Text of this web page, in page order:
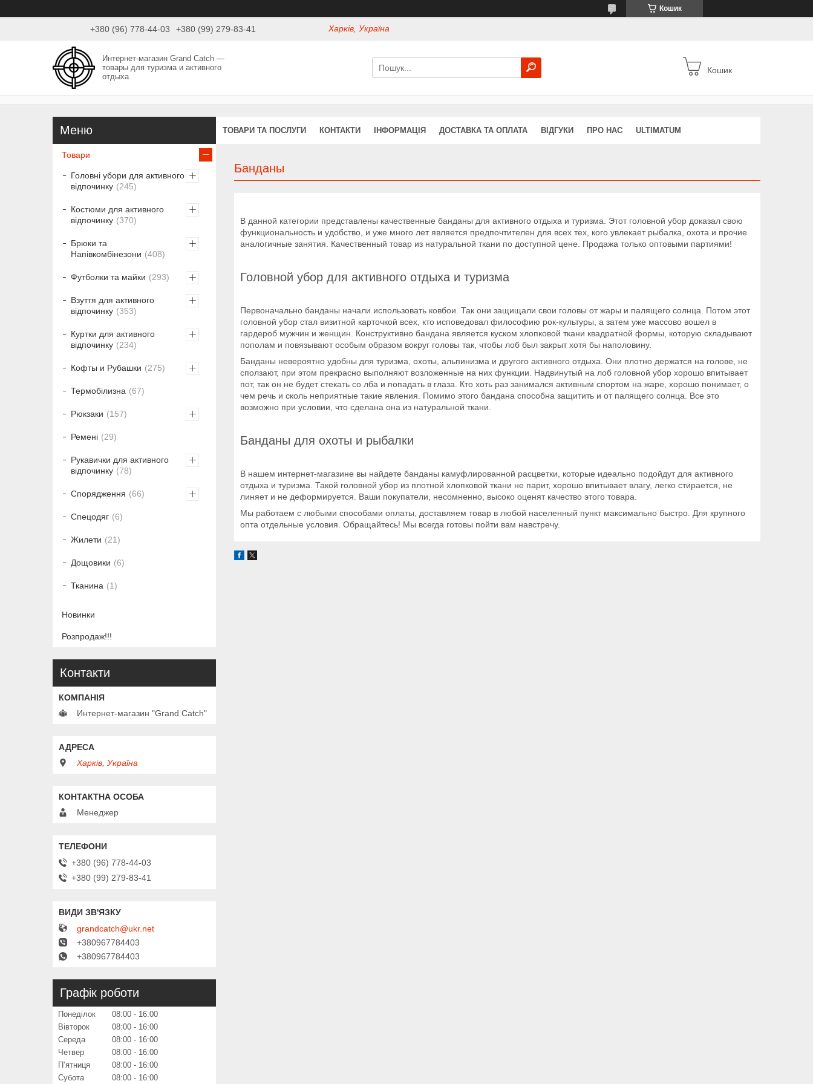
Кошик
+380 (96) 778-44-03 +380 (99) 279-83-41 Харків, Україна
Интернет-магазин Grand Catch —
товары для туризма и активного
отдыха
Кошик
ТОВАРИ ТА ПОСЛУГИ КОНТАКТИ ІНФОРМАЦІЯ ДОСТАВКА ТА ОПЛАТА ВІДГУКИ ПРО НАС ULTIMATUM
Банданы
В данной категории представлены качественные банданы для активного отдыха и туризма. Этот головной убор доказал свою
функциональность и удобство, и уже много лет является предпочтителен для всех тех, кого увлекает рыбалка, охота и прочие
аналогичные занятия. Качественный товар из натуральной ткани по доступной цене. Продажа только оптовыми партиями!
Головной убор для активного отдыха и туризма
Первоначально банданы начали использовать ковбои. Так они защищали свои головы от жары и палящего солнца. Потом этот
головной убор стал визитной карточкой всех, кто исповедовал философию рок-культуры, а затем уже массово вошел в
гардероб мужчин и женщин. Конструктивно бандана является куском хлопковой ткани квадратной формы, которую складывают
пополам и повязывают особым образом вокруг головы так, чтобы лоб был закрыт хотя бы наполовину.
Банданы невероятно удобны для туризма, охоты, альпинизма и другого активного отдыха. Они плотно держатся на голове, не
сползают, при этом прекрасно выполняют возложенные на них функции. Надвинутый на лоб головной убор хорошо впитывает
пот, так он не будет стекать со лба и попадать в глаза. Кто хоть раз занимался активным спортом на жаре, хорошо понимает, о
чем речь и сколь неприятные такие явления. Помимо этого бандана способна защитить и от палящего солнца. Все это
возможно при условии, что сделана она из натуральной ткани.
Банданы для охоты и рыбалки
В нашем интернет-магазине вы найдете банданы камуфлированной расцветки, которые идеально подойдут для активного
отдыха и туризма. Такой головной убор из плотной хлопковой ткани не парит, хорошо впитывает влагу, легко стирается, не
линяет и не деформируется. Ваши покупатели, несомненно, высоко оценят качество этого товара.
Мы работаем с любыми способами оплаты, доставляем товар в любой населенный пункт максимально быстро. Для крупного
опта отдельные условия. Обращайтесь! Мы всегда готовы пойти вам навстречу.
Товари
Головні убори для активного
відпочинку
245
Костюми для активного
відпочинку
370
Брюки та
Напівкомбінезони
408
Футболки та майки 293
Взуття для активного
відпочинку
353
Куртки для активного
відпочинку
234
Кофты и Рубашки 275
Термобілизна 67
Рюкзаки 157
Ремені 29
Рукавички для активного
відпочинку
78
Спорядження 66
Спецодяг 6
Жилети 21
Дощовики 6
Тканина 1
Новинки
Розпродаж!!!
Контакти
Интернет-магазин "Grand Catch"
Харків, Україна
Менеджер
+380 (96) 778-44-03
+380 (99) 279-83-41
grandcatch@ukr.net
+380967784403
+380967784403
Графік роботи
Понеділок 08:00
16:00
Вівторок
08:00
16:00
Середа
08:00
16:00
Четвер
08:00
16:00
Пʼятниця
08:00
16:00
Субота
08:00
16:00